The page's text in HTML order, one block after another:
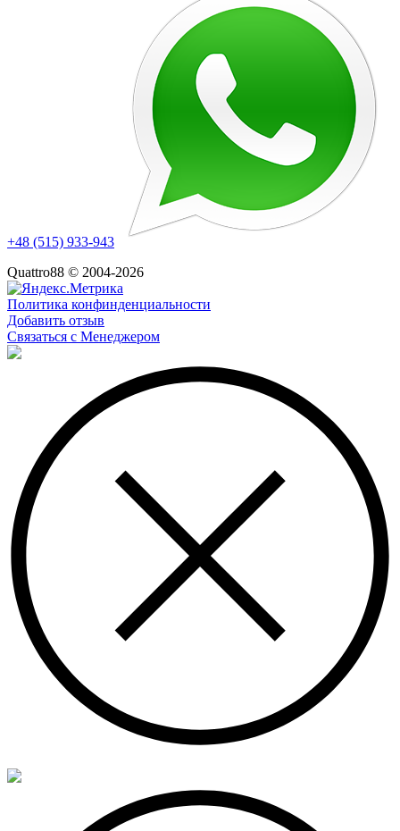
+48 (515) 933-943
Quattro88 © 2004-2026
Политика конфинденциальности
Добавить отзыв
Связаться с Менеджером